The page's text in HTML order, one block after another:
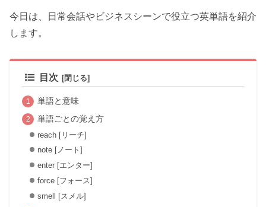
今日は、日常会話やビジネスシーンで役立つ英単語を紹介
します。
目次
単語と意味
単語ごとの覚え方
reach [リーチ]
note [ノート]
enter [エンター]
force [フォース]
smell [スメル]